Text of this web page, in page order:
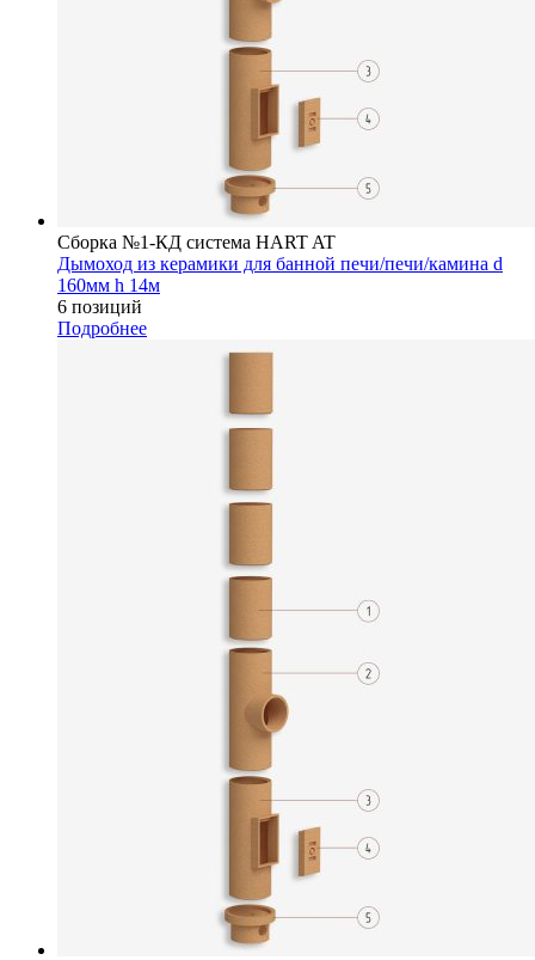
Сборка №1-КД система HART AT
Дымоход из керамики для банной печи/печи/камина d
160мм h 14м
6 позиций
Подробнее